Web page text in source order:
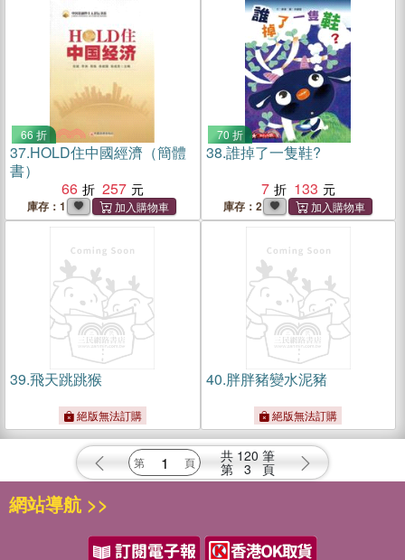
66 折
37.HOLD住中國經濟（簡體
書）
66
257
庫存：1
70 折
38.誰掉了一隻鞋?
7
133
庫存：2
39.飛天跳跳猴
絕版無法訂購
40.胖胖豬變水泥豬
絕版無法訂購
共 120 筆
第 3 頁
網站導航 >>